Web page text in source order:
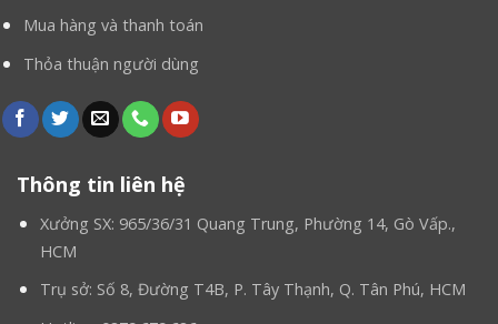
khổng lồ
Gấu bông khổng lồ không chỉ là cầu nối giữa người tiêu
dùng và doanh nghiệp, mà còn là sự đầu tư và tâm
tính đa dạng và sáng tạo, giúp kết nối mạnh mẽ và gây
cho khách hàng một ấn tượng trải nghiệm tuyệt vời
nhất từng có. Mang tính độc quyền cho thương hiệu và
giúp khách hàng dễ dàng ghi nhớ những gì đặc trưng
và tiêu biểu nhất của doanh nghiệp
Mua hàng và thanh toán
Thỏa thuận người dùng
Thông tin liên hệ
Xưởng SX: 965/36/31 Quang Trung, Phường 14, Gò Vấp.,
HCM
Trụ sở: Số 8, Đường T4B, P. Tây Thạnh, Q. Tân Phú, HCM